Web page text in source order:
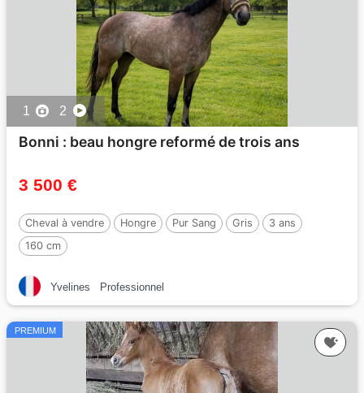
1 2
Bonni : beau hongre reformé de trois ans
3 500 €
Cheval à vendre Hongre Pur Sang Gris
3 ans
160 cm
Yvelines Professionnel
PREMIUM